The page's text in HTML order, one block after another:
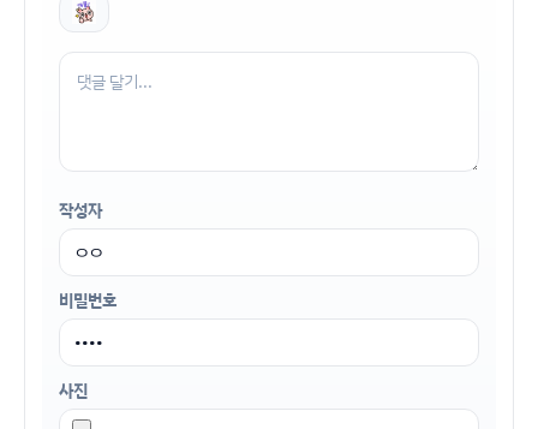
작성자
비밀번호
사진